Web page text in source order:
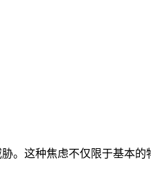
。这种焦虑不仅限于基本